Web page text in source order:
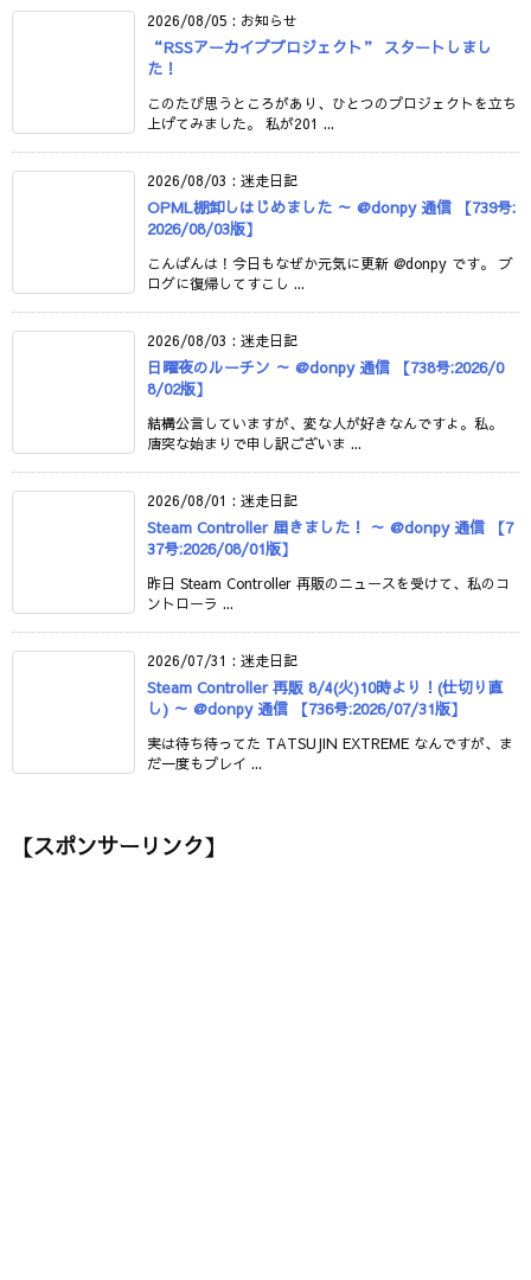
2026/08/05 : お知らせ
“RSSアーカイブプロジェクト” スタートしまし
た！
このたび思うところがあり、ひとつのプロジェクトを立ち
上げてみました。 私が201 ...
2026/08/03 : 迷走日記
OPML棚卸しはじめました ～ @donpy 通信 【739号:
2026/08/03版】
こんばんは！今日もなぜか元気に更新 @donpy です。 ブ
ログに復帰してすこし ...
2026/08/03 : 迷走日記
日曜夜のルーチン ～ @donpy 通信 【738号:2026/0
8/02版】
結構公言していますが、変な人が好きなんですよ。私。
唐突な始まりで申し訳ございま ...
2026/08/01 : 迷走日記
Steam Controller 届きました！ ～ @donpy 通信 【7
37号:2026/08/01版】
昨日 Steam Controller 再販のニュースを受けて、私のコ
ントローラ ...
2026/07/31 : 迷走日記
Steam Controller 再販 8/4(火)10時より！(仕切り直
し) ～ @donpy 通信 【736号:2026/07/31版】
実は待ち待ってた TATSUJIN EXTREME なんですが、ま
だ一度もプレイ ...
【スポンサーリンク】